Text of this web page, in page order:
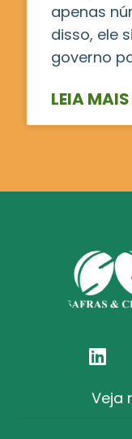
apenas
disso, ele
governo
LEIA
Veja